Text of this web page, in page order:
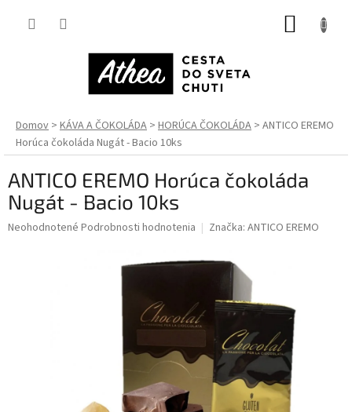
Domov KÁVA A ČOKOLÁDA HORÚCA ČOKOLÁDA
ANTICO EREMO
Horúca čokoláda Nugát - Bacio 10ks
ANTICO EREMO Horúca čokoláda
Nugát - Bacio 10ks
Priemerné
Neohodnotené Podrobnosti hodnotenia Značka: ANTICO EREMO